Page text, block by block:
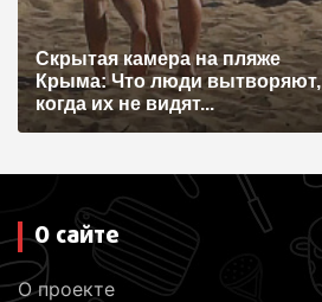
и
с
я
Скрытая камера на пляже
Крыма: Что люди вытворяют,
когда их не видят...
О сайте
О проекте